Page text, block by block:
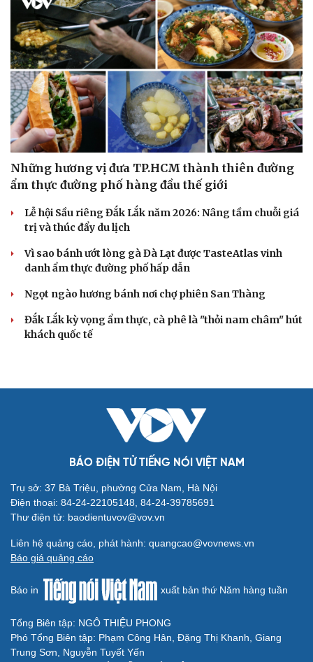
Những hương vị đưa TP.HCM thành thiên đường
ẩm thực đường phố hàng đầu thế giới
Lễ hội Sầu riêng Đắk Lắk năm 2026: Nâng tầm chuỗi giá
trị và thúc đẩy du lịch
Vì sao bánh ướt lòng gà Đà Lạt được TasteAtlas vinh
danh ẩm thực đường phố hấp dẫn
Ngọt ngào hương bánh nơi chợ phiên San Thàng
Đắk Lắk kỳ vọng ẩm thực, cà phê là "thỏi nam châm" hút
khách quốc tế
BÁO ĐIỆN TỬ TIẾNG NÓI VIỆT NAM
Trụ sở: 37 Bà Triệu, phường Cửa Nam, Hà Nội
Điện thoại: 84-24-22105148, 84-24-39785691
Thư điện tử: baodientuvov@vov.vn
Liên hệ quảng cáo, phát hành: quangcao@vovnews.vn
Báo giá quảng cáo
Báo in xuất bản thứ Năm hàng tuần
Tổng Biên tập: NGÔ THIỆU PHONG
Phó Tổng Biên tập: Phạm Công Hân, Đặng Thị Khanh, Giang
Trung Sơn, Nguyễn Tuyết Yến